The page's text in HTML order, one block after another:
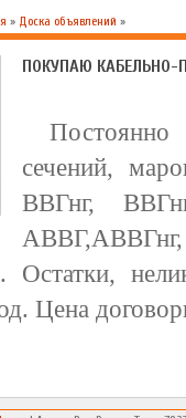
» Доска объявлений »
ПОКУПАЮ
Постоянно
сечений,
ВВГнг,
Цена